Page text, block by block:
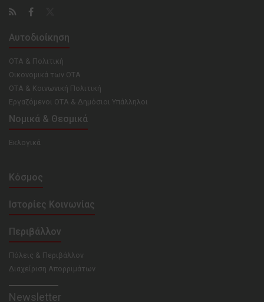
Αυτοδιοίκηση
ΟΤΑ & Πολιτική
Οικονομικά των ΟΤΑ
ΟΤΑ & Κοινωνική Πολιτική
Εργαζόμενοι ΟΤΑ & Δημόσιοι Υπάλληλοι
Νομικά & Θεσμικά
Εκλογικά
Κόσμος
Ιστορίες Κοινωνίας
Περιβάλλον
Πόλεις & Περιβάλλον
Διαχείριση Απορριμάτων
Newsletter